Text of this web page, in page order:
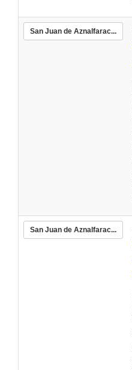
San Juan de Aznalfarac...
San Juan de Aznalfarac...